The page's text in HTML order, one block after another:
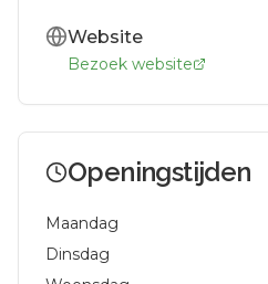
Website
Bezoek website
Openingstijden
Maandag
Dinsdag